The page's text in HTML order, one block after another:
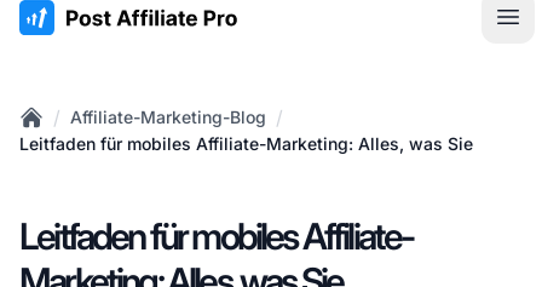
:site.title
Home
/ Affiliate-Marketing-Blog /
Leitfaden für mobiles Affiliate-Marketing: Alles, was Sie
Leitfaden für mobiles Affiliate-